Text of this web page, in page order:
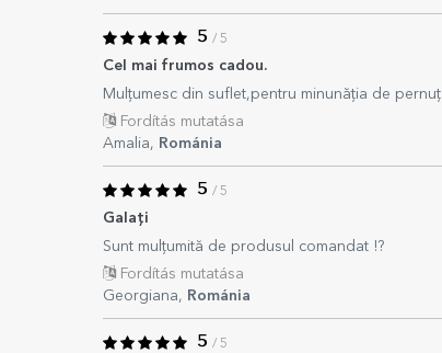
5 / 5
Cel mai frumos cadou.
Mulțumesc din suflet,pentru minunăția de
Fordítás mutatása
Amalia, Románia
5 / 5
Galați
Sunt mulțumită de produsul comandat !?
Fordítás mutatása
Georgiana, Románia
5 / 5